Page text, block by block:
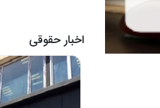
اخبار حقوقی